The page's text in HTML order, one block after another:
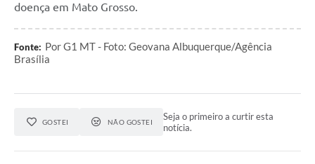
doença em Mato Grosso.
Fonte: Por G1 MT - Foto: Geovana Albuquerque/Agência
Brasília
GOSTEI NÃO GOSTEI
Seja o primeiro a curtir esta
notícia.